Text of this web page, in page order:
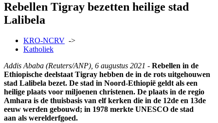
Rebellen Tigray bezetten heilige stad
Lalibela
KRO-NCRV ->
Katholiek
Addis Ababa (Reuters/ANP), 6 augustus 2021 - Rebellen in de
Ethiopische deelstaat Tigray hebben de in de rots uitgehouwen
stad Lalibela bezet. De stad in Noord-Ethiopië geldt als een
heilige plaats voor miljoenen christenen. De plaats in de regio
Amhara is de thuisbasis van elf kerken die in de 12de en 13de
eeuw werden gebouwd; in 1978 merkte UNESCO de stad
aan als werelderfgoed.